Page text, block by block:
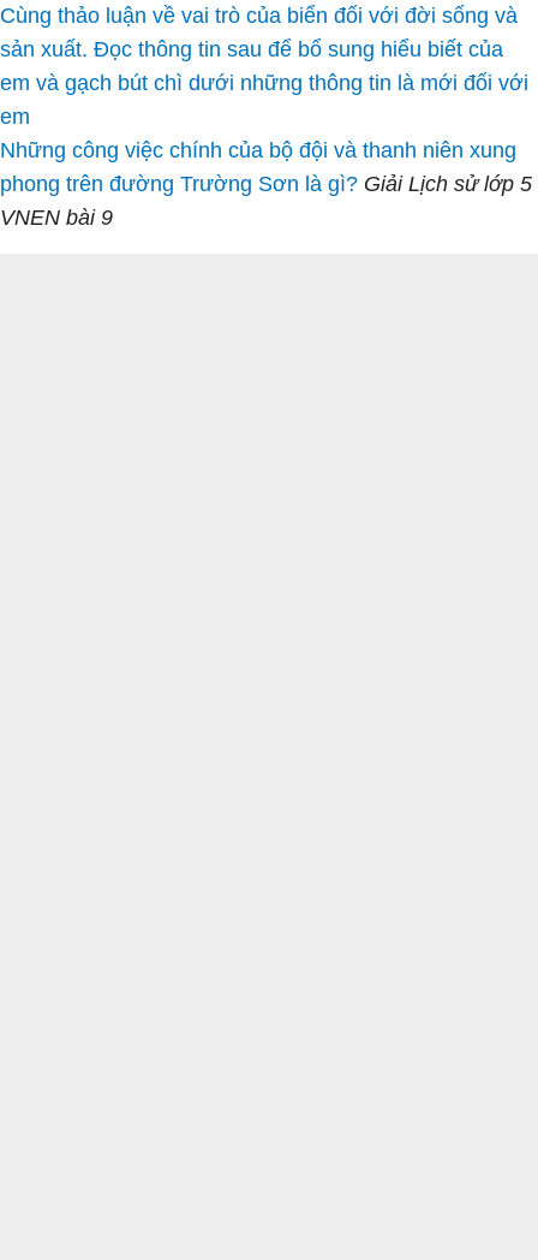
Cùng thảo luận về vai trò của biển đối với đời sống và
sản xuất. Đọc thông tin sau để bổ sung hiểu biết của
em và gạch bút chì dưới những thông tin là mới đối với
em
Những công việc chính của bộ đội và thanh niên xung
phong trên đường Trường Sơn là gì? Giải Lịch sử lớp 5
VNEN bài 9